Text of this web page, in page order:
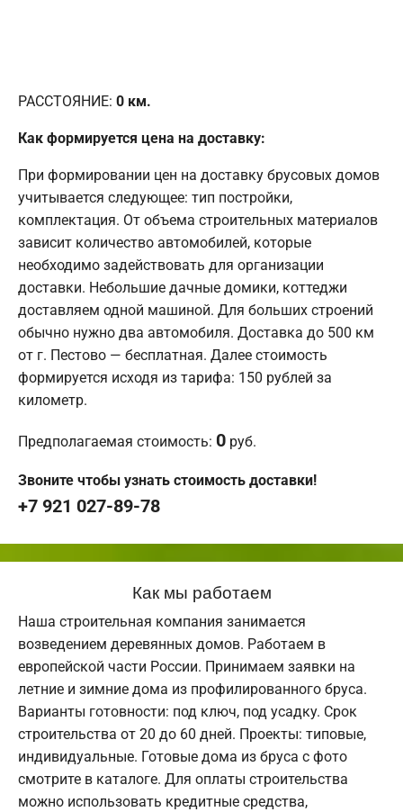
РАССТОЯНИЕ: 0 км.
Как формируется цена на доставку:
При формировании цен на доставку брусовых домов
учитывается следующее: тип постройки,
комплектация. От объема строительных материалов
зависит количество автомобилей, которые
необходимо задействовать для организации
доставки. Небольшие дачные домики, коттеджи
доставляем одной машиной. Для больших строений
обычно нужно два автомобиля. Доставка до 500 км
от г. Пестово — бесплатная. Далее стоимость
формируется исходя из тарифа: 150 рублей за
километр.
Предполагаемая стоимость: 0 руб.
Звоните чтобы узнать стоимость доставки!
+7 921 027-89-78
Как мы работаем
Наша строительная компания занимается
возведением деревянных домов. Работаем в
европейской части России. Принимаем заявки на
летние и зимние дома из профилированного бруса.
Варианты готовности: под ключ, под усадку. Срок
строительства от 20 до 60 дней. Проекты: типовые,
индивидуальные. Готовые дома из бруса с фото
смотрите в каталоге. Для оплаты строительства
можно использовать кредитные средства,